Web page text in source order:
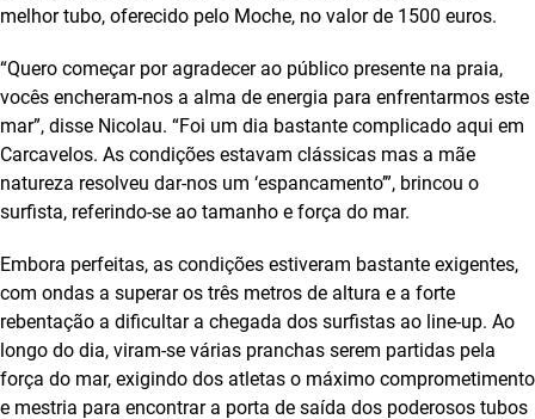
melhor tubo, oferecido pelo Moche, no valor de 1500 euros.
“Quero começar por agradecer ao público presente na praia,
vocês encheram-nos a alma de energia para enfrentarmos este
mar”, disse Nicolau. “Foi um dia bastante complicado aqui em
Carcavelos. As condições estavam clássicas mas a mãe
natureza resolveu dar-nos um ‘espancamento’”, brincou o
surfista, referindo-se ao tamanho e força do mar.
Embora perfeitas, as condições estiveram bastante exigentes,
com ondas a superar os três metros de altura e a forte
rebentação a dificultar a chegada dos surfistas ao line-up. Ao
longo do dia, viram-se várias pranchas serem partidas pela
força do mar, exigindo dos atletas o máximo comprometimento
e mestria para encontrar a porta de saída dos poderosos tubos